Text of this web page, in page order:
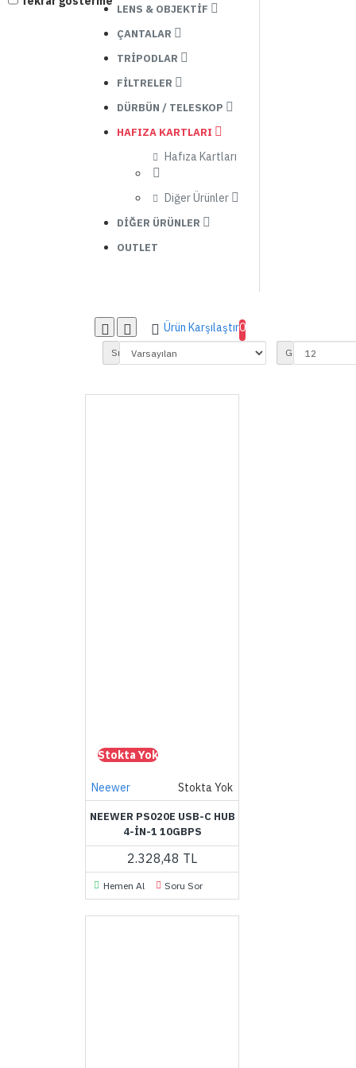
LENS & OBJEKTIF
ÇANTALAR
TRIPODLAR
FILTRELER
DÜRBÜN / TELESKOP
HAFIZA KARTLARI
Hafıza Kartları
Diğer Ürünler
DIĞER ÜRÜNLER
OUTLET
Ürün Karşılaştır0
Sırala: Göster:
Stokta Yok
Neewer Stokta Yok
NEEWER PS020E USB-C HUB
4-IN-1 10GBPS
2.328,48 TL
Hemen Al Soru Sor